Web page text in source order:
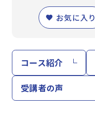
お気に入り
コース紹介
受講者の声